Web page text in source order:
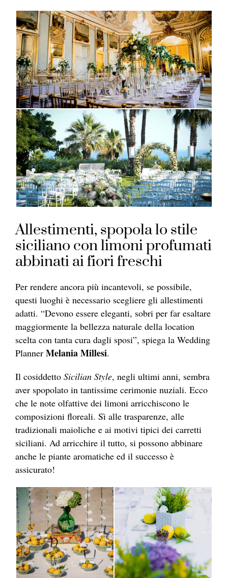
Allestimenti, spopola lo stile
siciliano con limoni profumati
abbinati ai fiori freschi
Per rendere ancora più incantevoli, se possibile,
questi luoghi è necessario scegliere gli allestimenti
adatti. “Devono essere eleganti, sobri per far esaltare
maggiormente la bellezza naturale della location
scelta con tanta cura dagli sposi”, spiega la Wedding
Planner Melania Millesi.
Il cosiddetto Sicilian Style, negli ultimi anni, sembra
aver spopolato in tantissime cerimonie nuziali. Ecco
che le note olfattive dei limoni arricchiscono le
composizioni floreali. Sì alle trasparenze, alle
tradizionali maioliche e ai motivi tipici dei carretti
siciliani. Ad arricchire il tutto, si possono abbinare
anche le piante aromatiche ed il successo è
assicurato!